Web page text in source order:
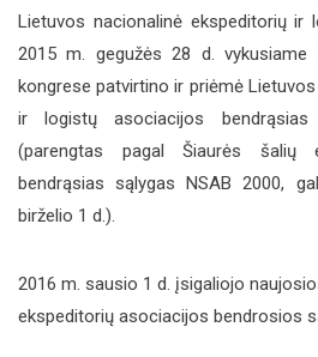
Atstovavimas
Narystės Anketa
FIATA Nariai
FIATA Dokumentai
Lietuvos nacionalinė ekspeditorių ir
2015 m. gegužės 28 d. vykusiame
kongrese patvirtino ir priėmė
ir logistų asociacijos bendrąsias
(parengtas pagal Šiaurės šalių
bendrąsias sąlygas NSAB 2000,
birželio 1 d.).
2016 m. sausio 1 d. įsigaliojo
ekspeditorių asociacijos bendrosios